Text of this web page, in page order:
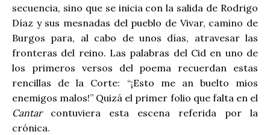
secuencia, sino que se inicia con la salida de Rodrigo
Díaz y sus mesnadas del pueblo de Vivar, camino de
Burgos para, al cabo de unos días, atravesar las
fronteras del reino. Las palabras del Cid en uno de
los primeros versos del poema recuerdan estas
rencillas de la Corte: “¡Esto me an buelto mios
enemigos malos!” Quizá el primer folio que falta en el
Cantarcontuviera esta escena referida por la
crónica.